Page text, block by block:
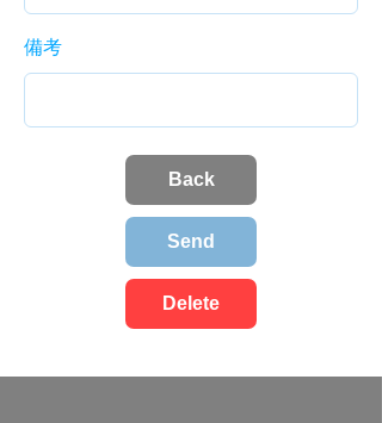
備考
Back
Send
Delete